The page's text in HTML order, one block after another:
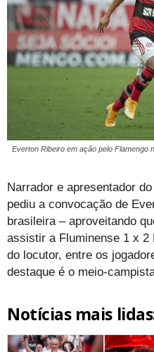
Everton Ribeiro em ação pelo Flamengo
Narrador e apresentador
pediu a convocação de
brasileira – aproveitando
assistir a Fluminense 1 x 2
do locutor, entre os
destaque é o meio-
Notícias mais